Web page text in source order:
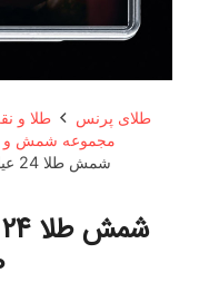
طلای پرنس طلا و
مجموعه شمش و
شمش طلا 24 عیار مدوپد مدل گل کد SH-10350